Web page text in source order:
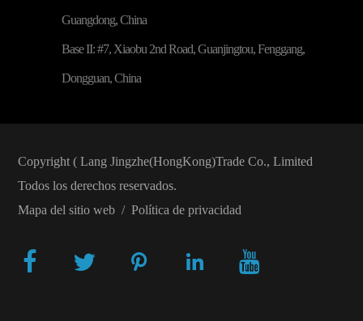
Guangdong, China
Base II: #7, Xiaobu 2nd Road, Guanjingtou, Fenggang,
Dongguan, China
Copyright ( Lang Jingzhe(HongKong)Trade Co., Limited
Todos los derechos reservados.
Mapa del sitio web/ Política de privacidad